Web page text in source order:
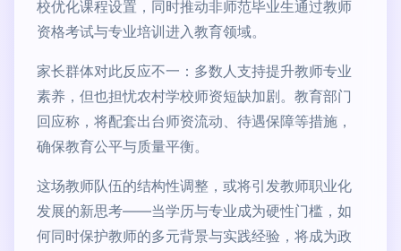
校优化课程设置，同时推动非师范毕业生通过教师
资格考试与专业培训进入教育领域。
家长群体对此反应不一：多数人支持提升教师专业
素养，但也担忧农村学校师资短缺加剧。教育部门
回应称，将配套出台师资流动、待遇保障等措施，
确保教育公平与质量平衡。
这场教师队伍的结构性调整，或将引发教师职业化
发展的新思考——当学历与专业成为硬性门槛，如
何同时保护教师的多元背景与实践经验，将成为政